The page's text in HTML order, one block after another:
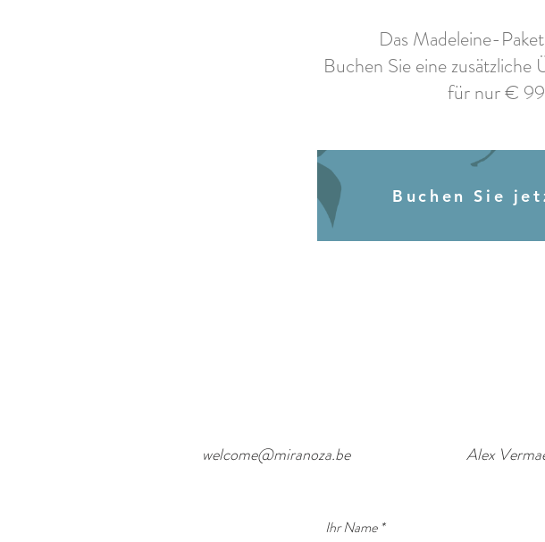
Das Madeleine-
Buchen Sie eine
für nur €
Buchen Sie
welcome@miranoza.be Alex
Ihr Name